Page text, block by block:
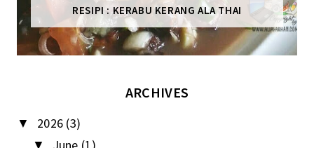
RESIPI : KERABU KERANG ALA THAI
ARCHIVES
▼ 2026 (3)
▼ June (1)